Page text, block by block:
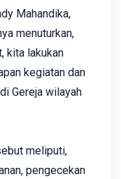
Mahandika,
menuturkan,
kita lakukan
kegiatan dan
Gereja wilayah
meliputi,
pengecekan